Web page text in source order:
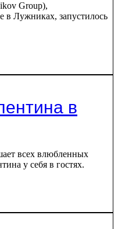
Group),
в Лужниках, запустилось
в
всех влюбленных
у себя в гостях.